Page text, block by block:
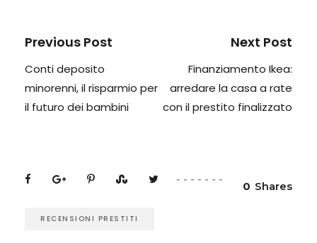
Previous Post
Conti deposito
minorenni, il risparmio per
il futuro dei bambini
Next Post
Finanziamento Ikea:
arredare la casa a rate
con il prestito finalizzato
0 Shares
RECENSIONI PRESTITI